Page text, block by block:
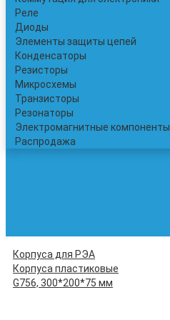
Реле
Диоды
Элементы защиты цепей
Конденсаторы
Резисторы
Микросхемы
Транзисторы
Резонаторы
Электромагнитные компоненты
Распродажа
Корпуса для РЭА
Корпуса пластиковые
G756, 300*200*75 мм